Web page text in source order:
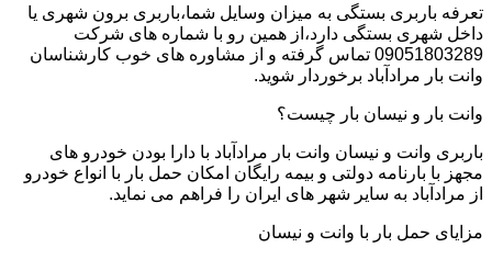
تعرفه باربری بستگی به میزان وسایل شما،باربری برون شهری یا
داخل شهری بستگی دارد،از همین رو با شماره های شرکت
09051803289 تماس گرفته و از مشاوره های خوب کارشناسان
وانت بار مرادآباد برخوردار شوید.
وانت بار و نیسان بار چیست؟
باربری وانت و نیسان وانت بار مرادآباد با دارا بودن خودرو های
مجهز با بارنامه دولتی و بیمه رایگان امکان حمل بار با انواع خودرو
از مرادآباد به سایر شهر های ایران را فراهم می نماید.
مزایای حمل بار با وانت و نیسان